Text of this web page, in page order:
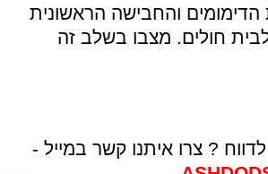
הדימומים והחבישה הראשונית
חולים. מצבו בשלב זה
לדווח ? צרו איתנו קשר במייל -